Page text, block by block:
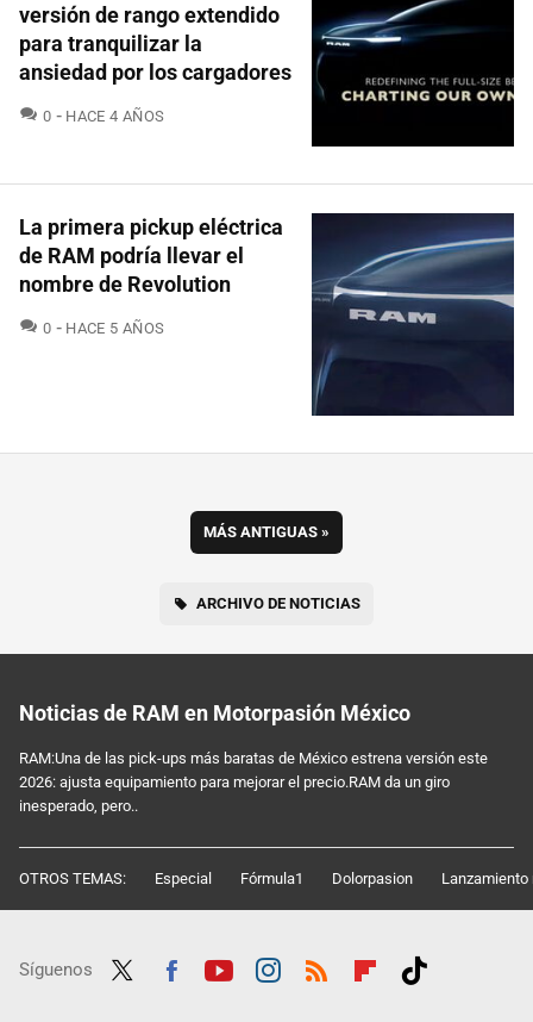
versión de rango extendido
para tranquilizar la
ansiedad por los cargadores
0 COMENTARIOS
HACE 4 AÑOS
La primera pickup eléctrica
de RAM podría llevar el
nombre de Revolution
0 COMENTARIOS
HACE 5 AÑOS
MÁS ANTIGUAS »
ARCHIVO DE NOTICIAS
Noticias de RAM en Motorpasión México
RAM:Una de las pick-ups más baratas de México estrena versión este
2026: ajusta equipamiento para mejorar el precio.RAM da un giro
inesperado, pero..
OTROS TEMAS: Especial Fórmula1 Dolorpasion Lanzamiento
Síguenos